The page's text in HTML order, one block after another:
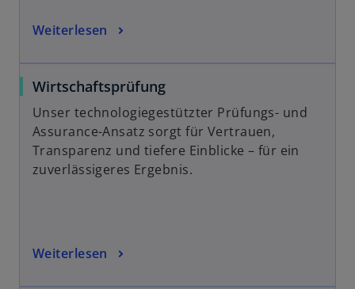
Weiterlesen
Wirtschaftsprüfung
Unser technologiegestützter Prüfungs- und
Assurance-Ansatz sorgt für Vertrauen,
Transparenz und tiefere Einblicke – für ein
zuverlässigeres Ergebnis.
Weiterlesen